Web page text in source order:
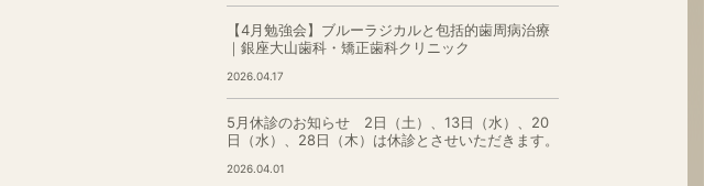
【4月勉強会】ブルーラジカルと包括的歯周病治療
｜銀座大山歯科・矯正歯科クリニック
2026.04.17
5月休診のお知らせ 2日（土）、13日（水）、20
日（水）、28日（木）は休診とさせいただきます。
2026.04.01